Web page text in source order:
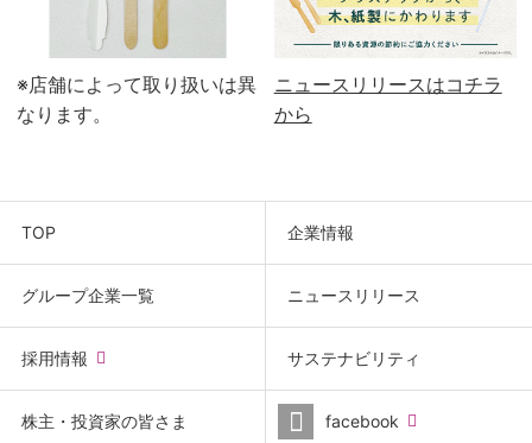
※店舗によって取り扱いは異
なります。
ニュースリリースはコチラ
から
TOP 企業情報
グループ企業一覧 ニュースリリース
採用情報(new
サステナビリティ
株主・投資家の皆さま facebook (new